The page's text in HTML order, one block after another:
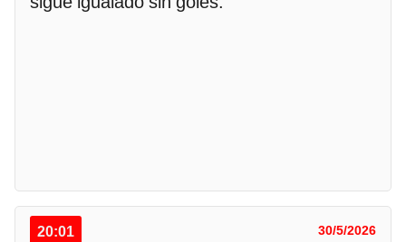
20:01 30/5/2026